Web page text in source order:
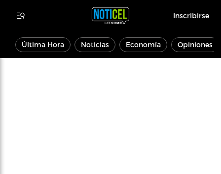
Inscribirse
Última Hora Noticias Economía Opiniones